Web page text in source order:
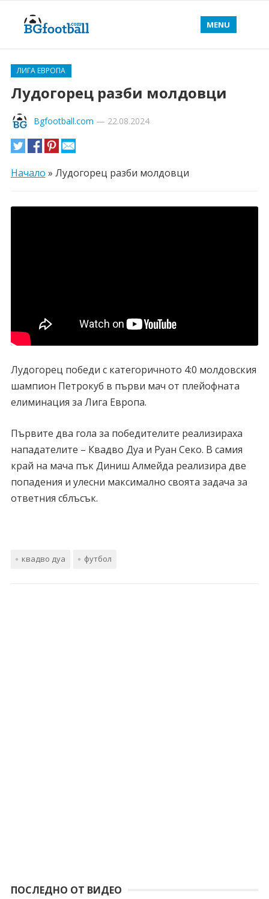
MENU
ЛИГА ЕВРОПА
Лудогорец разби молдовци
Bgfootball.com — 22.08.2024
Начало » Лудогорец разби молдовци
Лудогорец победи с категоричното 4:0 молдовския
шампион Петрокуб в първи мач от плейофната
елиминация за Лига Европа.
Първите два гола за победителите реализираха
нападателите – Квадво Дуа и Руан Секо. В самия
край на мача пък Диниш Алмейда реализира две
попадения и улесни максимално своята задача за
ответния сблъсък.
квадво дуа футбол
ПОСЛЕДНО ОТ ВИДЕО